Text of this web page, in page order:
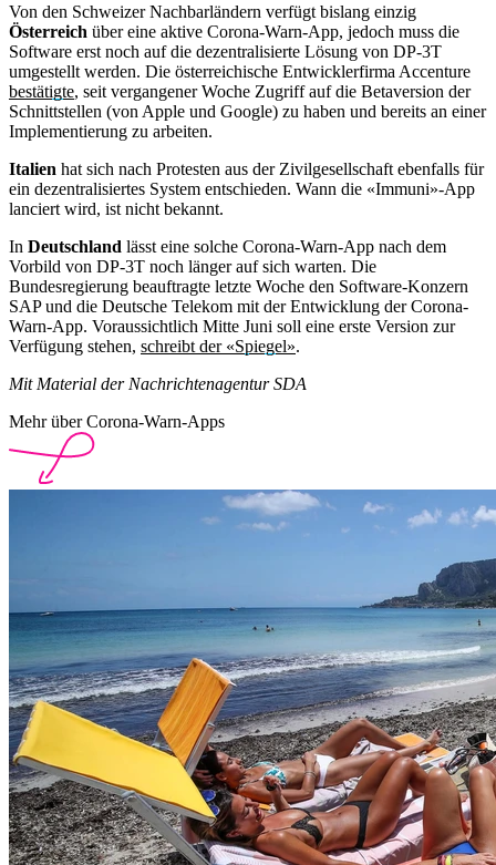
Von den Schweizer Nachbarländern verfügt bislang einzig
Österreich über eine aktive Corona-Warn-App, jedoch muss die
Software erst noch auf die dezentralisierte Lösung von DP-3T
umgestellt werden. Die österreichische Entwicklerfirma Accenture
bestätigte, seit vergangener Woche Zugriff auf die Betaversion der
Schnittstellen (von Apple und Google) zu haben und bereits an einer
Implementierung zu arbeiten.
Italien hat sich nach Protesten aus der Zivilgesellschaft ebenfalls für
ein dezentralisiertes System entschieden. Wann die «Immuni»-App
lanciert wird, ist nicht bekannt.
In Deutschland lässt eine solche Corona-Warn-App nach dem
Vorbild von DP-3T noch länger auf sich warten. Die
Bundesregierung beauftragte letzte Woche den Software-Konzern
SAP und die Deutsche Telekom mit der Entwicklung der Corona-
Warn-App. Voraussichtlich Mitte Juni soll eine erste Version zur
Verfügung stehen, schreibt der «Spiegel».
Mit Material der Nachrichtenagentur SDA
Mehr über Corona-Warn-Apps